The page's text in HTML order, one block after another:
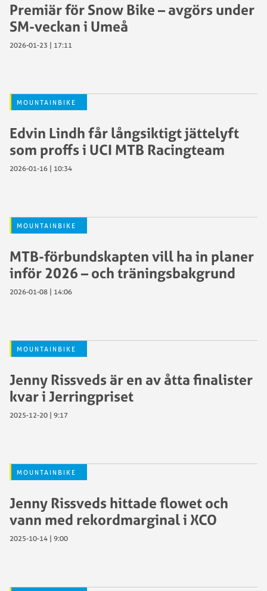
Premiär för Snow Bike – avgörs under
SM-veckan i Umeå
2026-01-23 | 17:11
MOUNTAINBIKE
Edvin Lindh får långsiktigt jättelyft
som proffs i UCI MTB Racingteam
2026-01-16 | 10:34
MOUNTAINBIKE
MTB-förbundskapten vill ha in planer
inför 2026 – och träningsbakgrund
2026-01-08 | 14:06
MOUNTAINBIKE
Jenny Rissveds är en av åtta finalister
kvar i Jerringpriset
2025-12-20 | 9:17
MOUNTAINBIKE
Jenny Rissveds hittade flowet och
vann med rekordmarginal i XCO
2025-10-14 | 9:00